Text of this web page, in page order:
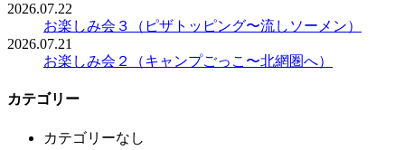
2026.07.22
お楽しみ会３（ピザトッピング〜流しソーメン）
2026.07.21
お楽しみ会２（キャンプごっこ〜北網圏へ）
カテゴリー
カテゴリーなし